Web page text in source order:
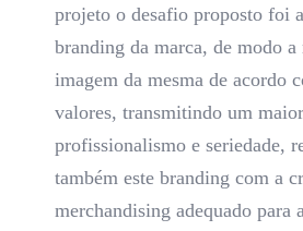
projeto o desafio proposto foi
branding da marca, de modo a
imagem da mesma de acordo
valores, transmitindo um
profissionalismo e seriedade,
também este branding com a
merchandising adequado para